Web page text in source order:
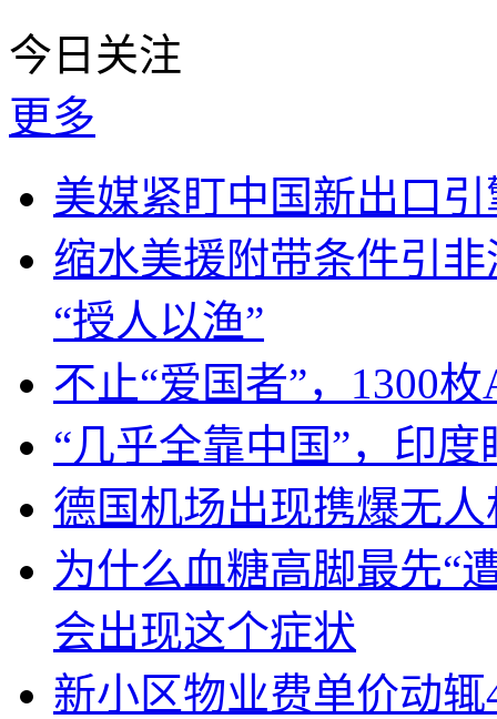
今日关注
更多
美媒紧盯中国新出口
缩水美援附带条件引
“授人以渔”
不止“爱国者”，1300
“几乎全靠中国”，印
德国机场出现携爆无
为什么血糖高脚最先“
会出现这个症状
新小区物业费单价动